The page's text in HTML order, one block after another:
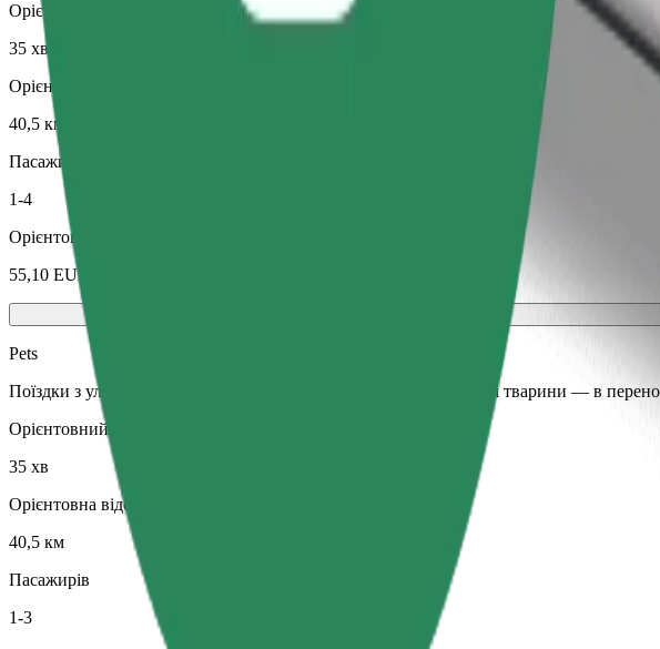
Орієнтовний час поїздки
35 хв
Орієнтовна відстань
40,5 км
Пасажирів
1-4
Орієнтовна вартість
55,10 EUR
Pets
Поїздки з улюбленцем. Собаки мають бути в наморднику, дрібні тварини — в
Орієнтовний час поїздки
35 хв
Орієнтовна відстань
40,5 км
Пасажирів
1-3